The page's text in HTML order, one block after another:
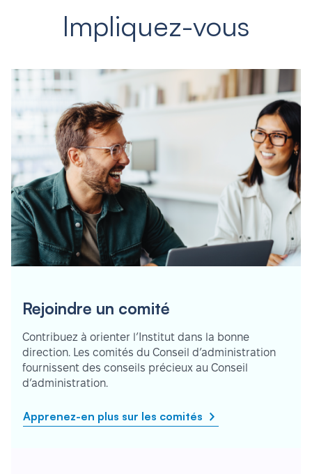
Impliquez-vous
Rejoindre un comité
Contribuez à orienter l’Institut dans la bonne
direction. Les comités du Conseil d’administration
fournissent des conseils précieux au Conseil
d’administration.
Apprenez-en plus sur les comités